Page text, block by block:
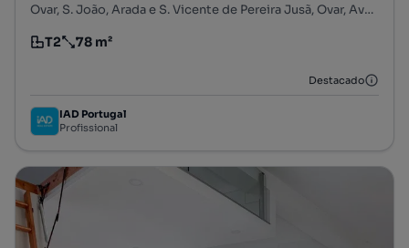
Ovar, S. João, Arada e S. Vicente de Pereira Jusã, Ovar, Aveiro
Tipologia
T2
Preço por metro quadrado
78 m²
Destacado
IAD Portugal
Profissional